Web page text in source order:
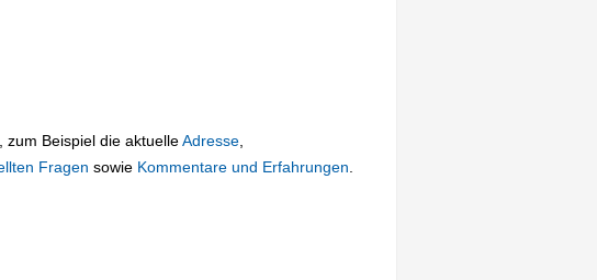
, zum Beispiel die aktuelleAdresse
Fragen sowie Kommentare und Erfahrungen